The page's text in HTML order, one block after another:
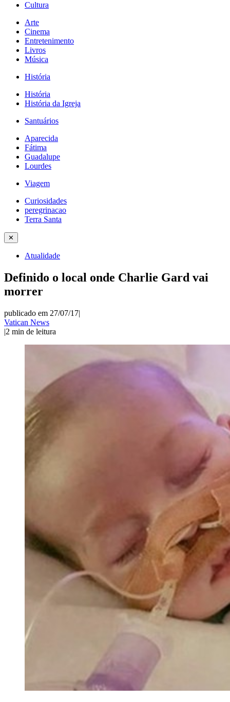
Cultura
Arte
Cinema
Entretenimento
Livros
Música
História
História
História da Igreja
Santuários
Aparecida
Fátima
Guadalupe
Lourdes
Viagem
Curiosidades
peregrinacao
Terra Santa
✕
Atualidade
Definido o local onde Charlie Gard vai
morrer
publicado em 27/07/17|
Vatican News
|2 min de leitura